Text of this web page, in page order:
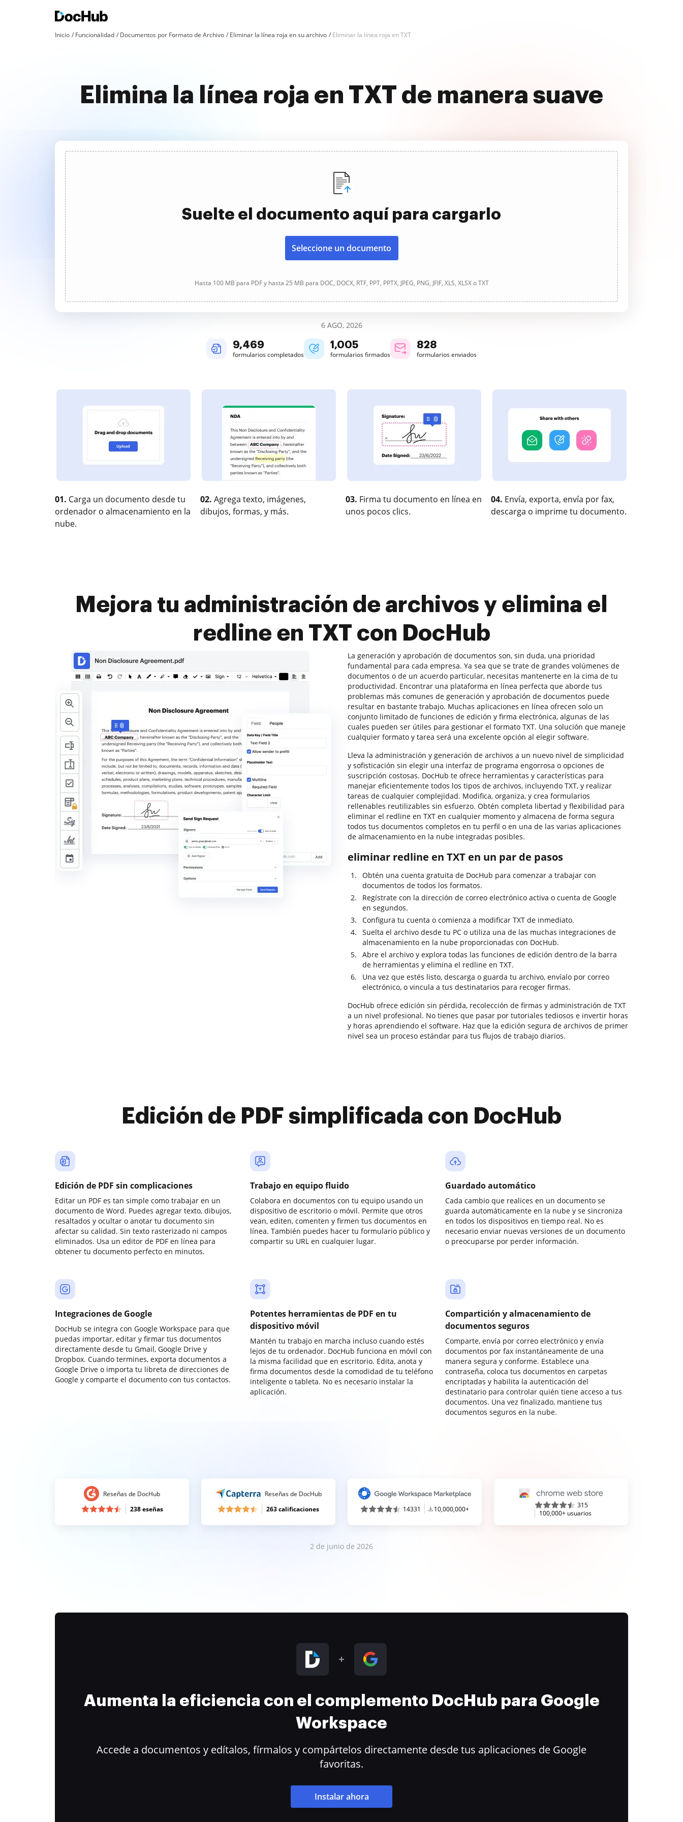
Inicio Funcionalidad Documentos por Formato de Archivo Eliminar la línea roja en su archivo Eliminar la línea roja en TXT
Elimina la línea roja en TXT de manera suave
Suelte el documento aquí para cargarlo
Seleccione un documento
Hasta 100 MB para PDF y hasta 25 MB para DOC, DOCX, RTF, PPT, PPTX, JPEG, PNG, JFIF, XLS, XLSX o TXT
6 AGO, 2026
9,469
formularios completados
1,005
formularios firmados
828
formularios enviados
01. Carga un documento desde tu
ordenador o almacenamiento en la
nube.
02. Agrega texto, imágenes,
dibujos, formas, y más.
03. Firma tu documento en línea en
unos pocos clics.
04. Envía, exporta, envía por fax,
descarga o imprime tu documento.
Mejora tu administración de archivos y elimina el
redline en TXT con DocHub
La generación y aprobación de documentos son, sin duda, una prioridad
fundamental para cada empresa. Ya sea que se trate de grandes volúmenes de
documentos o de un acuerdo particular, necesitas mantenerte en la cima de tu
productividad. Encontrar una plataforma en línea perfecta que aborde tus
problemas más comunes de generación y aprobación de documentos puede
resultar en bastante trabajo. Muchas aplicaciones en línea ofrecen solo un
conjunto limitado de funciones de edición y firma electrónica, algunas de las
cuales pueden ser útiles para gestionar el formato TXT. Una solución que maneje
cualquier formato y tarea será una excelente opción al elegir software.
Lleva la administración y generación de archivos a un nuevo nivel de simplicidad
y sofisticación sin elegir una interfaz de programa engorrosa o opciones de
suscripción costosas. DocHub te ofrece herramientas y características para
manejar eficientemente todos los tipos de archivos, incluyendo TXT, y realizar
tareas de cualquier complejidad. Modifica, organiza, y crea formularios
rellenables reutilizables sin esfuerzo. Obtén completa libertad y flexibilidad para
eliminar el redline en TXT en cualquier momento y almacena de forma segura
todos tus documentos completos en tu perfil o en una de las varias aplicaciones
de almacenamiento en la nube integradas posibles.
eliminar redline en TXT en un par de pasos
Obtén una cuenta gratuita de DocHub para comenzar a trabajar con
documentos de todos los formatos.
Regístrate con la dirección de correo electrónico activa o cuenta de Google
en segundos.
Configura tu cuenta o comienza a modificar TXT de inmediato.
Suelta el archivo desde tu PC o utiliza una de las muchas integraciones de
almacenamiento en la nube proporcionadas con DocHub.
Abre el archivo y explora todas las funciones de edición dentro de la barra
de herramientas y elimina el redline en TXT.
Una vez que estés listo, descarga o guarda tu archivo, envíalo por correo
electrónico, o vincula a tus destinatarios para recoger firmas.
DocHub ofrece edición sin pérdida, recolección de firmas y administración de TXT
a un nivel profesional. No tienes que pasar por tutoriales tediosos e invertir horas
y horas aprendiendo el software. Haz que la edición segura de archivos de primer
nivel sea un proceso estándar para tus flujos de trabajo diarios.
Edición de PDF simplificada con DocHub
Edición de PDF sin complicaciones
Editar un PDF es tan simple como trabajar en un
documento de Word. Puedes agregar texto, dibujos,
resaltados y ocultar o anotar tu documento sin
afectar su calidad. Sin texto rasterizado ni campos
eliminados. Usa un editor de PDF en línea para
obtener tu documento perfecto en minutos.
Trabajo en equipo fluido
Colabora en documentos con tu equipo usando un
dispositivo de escritorio o móvil. Permite que otros
vean, editen, comenten y firmen tus documentos en
línea. También puedes hacer tu formulario público y
compartir su URL en cualquier lugar.
Guardado automático
Cada cambio que realices en un documento se
guarda automáticamente en la nube y se sincroniza
en todos los dispositivos en tiempo real. No es
necesario enviar nuevas versiones de un documento
o preocuparse por perder información.
Integraciones de Google
DocHub se integra con Google Workspace para que
puedas importar, editar y firmar tus documentos
directamente desde tu Gmail, Google Drive y
Dropbox. Cuando termines, exporta documentos a
Google Drive o importa tu libreta de direcciones de
Google y comparte el documento con tus contactos.
Potentes herramientas de PDF en tu
dispositivo móvil
Mantén tu trabajo en marcha incluso cuando estés
lejos de tu ordenador. DocHub funciona en móvil con
la misma facilidad que en escritorio. Edita, anota y
firma documentos desde la comodidad de tu teléfono
inteligente o tableta. No es necesario instalar la
aplicación.
Compartición y almacenamiento de
documentos seguros
Comparte, envía por correo electrónico y envía
documentos por fax instantáneamente de una
manera segura y conforme. Establece una
contraseña, coloca tus documentos en carpetas
encriptadas y habilita la autenticación del
destinatario para controlar quién tiene acceso a tus
documentos. Una vez finalizado, mantiene tus
documentos seguros en la nube.
Reseñas de DocHub
238 eseñas
Reseñas de DocHub
263 calificaciones
14331 10,000,000+
315
100,000+ usuarios
2 de junio de 2026
Aumenta la eficiencia con el complemento DocHub para Google
Workspace
Accede a documentos y edítalos, fírmalos y compártelos directamente desde tus aplicaciones de Google
favoritas.
Instalar ahora